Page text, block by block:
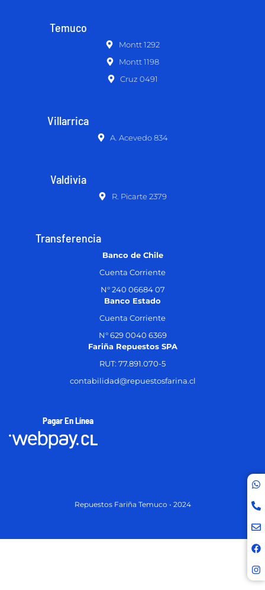
Temuco
Montt 1292
Montt 1198
Cruz 0491
Villarrica
A. Acevedo 834
Valdivia
R. Picarte 2379
Transferencia
Banco de Chile
Cuenta Corriente
N° 240 06684 07
Banco Estado
Cuenta Corriente
N° 629 0040 6369
Fariña Repuestos SPA
RUT: 77.891.070-5
contabilidad@repuestosfarina.cl
Pagar En Línea
Repuestos Fariña Temuco • 2024